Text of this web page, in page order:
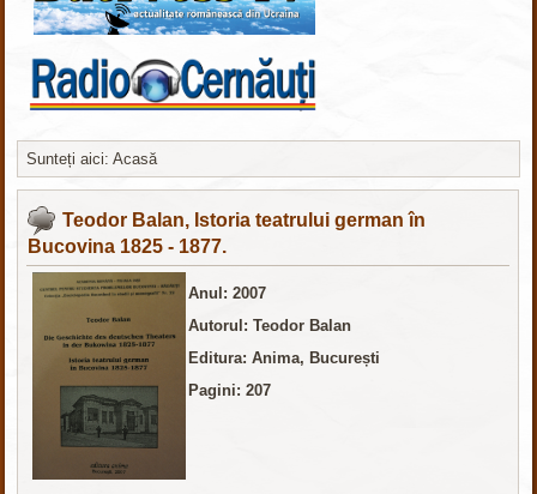
Sunteți aici:Acasă
Teodor Balan, Istoria teatrului german în
Bucovina 1825 - 1877.
Anul: 2007
Autorul: Teodor Balan
Editura: Anima, București
Pagini: 207